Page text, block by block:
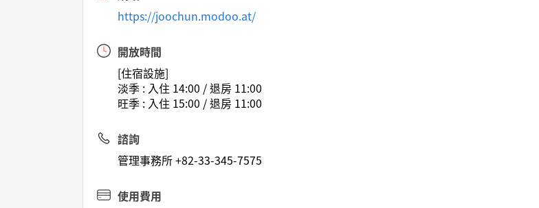
https://joochun.modoo.at/
開放時間
[住宿設施]
淡季 : 入住 14:00 / 退房 11:00
旺季 : 入住 15:00 / 退房 11:00
諮詢
管理事務所 +82-33-345-7575
使用費用